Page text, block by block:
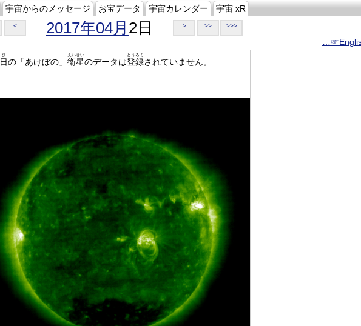
宇宙からのメッセージ お宝データ 宇宙カレンダー 宇宙 xR
< 2017年04月 2日 > >> >>>
日
ひ
の「あけぼの」 衛星
えいせい
のデータは登録
とうろく
されていません。